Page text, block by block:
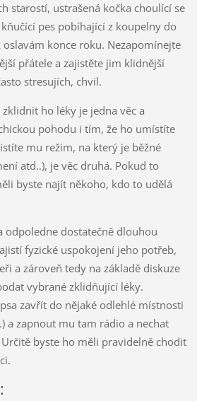
starostí, ustrašená kočka choulící se
pes pobíhající z koupelny do
konce roku. Nezapomínejte
přátele a zajistěte jim klidnější
stresujích, chvil.
ho léky je jedna věc a
pohodu i tím, že ho umístíte
mu režim, na který je běžné
atd..), je věc druhá. Pokud to
byste najít někoho, kdo to udělá
odpoledne dostatečně dlouhou
fyzické uspokojení jeho potřeb,
a zároveň tedy na základě diskuze
vybrané zklidňující léky.
zavřít do nějaké odlehlé místnosti
a zapnout mu tam rádio a nechat
byste ho měli pravidelně chodit